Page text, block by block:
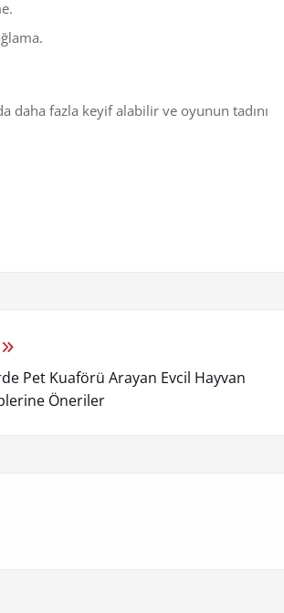
daha fazla keyif alabilir ve oyunun tadını
Pet Kuaförü Arayan Evcil Hayvan
Öneriler